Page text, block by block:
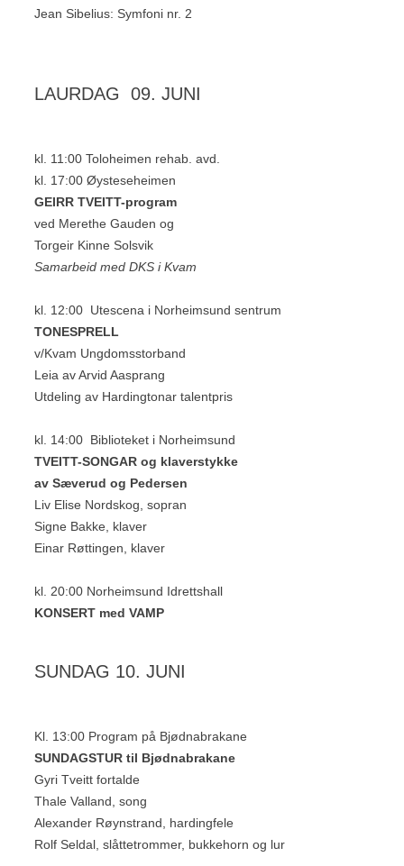
Jean Sibelius: Symfoni nr. 2
LAURDAG 09. JUNI
kl. 11:00 Toloheimen rehab. avd.
kl. 17:00 Øysteseheimen
GEIRR TVEITT-program
ved Merethe Gauden og
Torgeir Kinne Solsvik
Samarbeid med DKS i Kvam
kl. 12:00 Utescena i Norheimsund sentrum
TONESPRELL
v/Kvam Ungdomsstorband
Leia av Arvid Aasprang
Utdeling av Hardingtonar talentpris
kl. 14:00 Biblioteket i Norheimsund
TVEITT-SONGAR og klaverstykke
av Sæverud og Pedersen
Liv Elise Nordskog, sopran
Signe Bakke, klaver
Einar Røttingen, klaver
kl. 20:00 Norheimsund Idrettshall
KONSERT med VAMP
SUNDAG 10. JUNI
Kl. 13:00 Program på Bjødnabrakane
SUNDAGSTUR til Bjødnabrakane
Gyri Tveitt fortalde
Thale Valland, song
Alexander Røynstrand, hardingfele
Rolf Seldal, slåttetrommer, bukkehorn og lur